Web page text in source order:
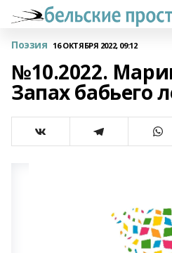
Поэзия 16 ОКТЯБРЯ 2022, 09:12
№10.2022.
Запах бабьего